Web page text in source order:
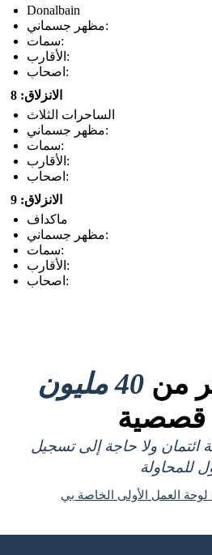
Donalbain
مظهر جسماني:
سمات:
الأقارب:
اصحاب:
الانزلاق: 8
الساحرات الثلاث
مظهر جسماني:
سمات:
الأقارب:
اصحاب:
الانزلاق: 9
ماكداف
مظهر جسماني:
سمات:
الأقارب:
اصحاب:
من 40 مليون
قصصية
ائتمان ولا حاجة إلى تسجيل
لوحة العمل الأولى الخاصة بي